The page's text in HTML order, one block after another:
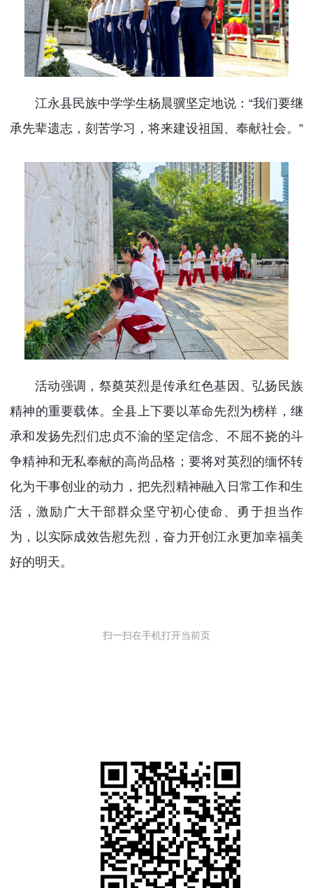
江永县民族中学学生杨晨骥坚定地说：“我们要继
承先辈遗志，刻苦学习，将来建设祖国、奉献社会。”
活动强调，祭奠英烈是传承红色基因、弘扬民族
精神的重要载体。全县上下要以革命先烈为榜样，继
承和发扬先烈们忠贞不渝的坚定信念、不屈不挠的斗
争精神和无私奉献的高尚品格；要将对英烈的缅怀转
化为干事创业的动力，把先烈精神融入日常工作和生
活，激励广大干部群众坚守初心使命、勇于担当作
为，以实际成效告慰先烈，奋力开创江永更加幸福美
好的明天。
扫一扫在手机打开当前页